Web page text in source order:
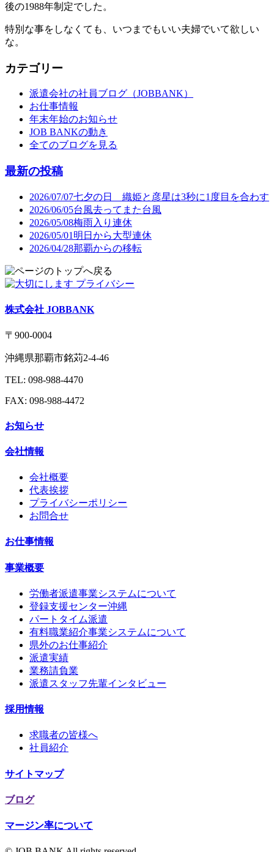
後の1988年制定でした。
特別な事をしなくても、いつまでもいい夫婦でいて欲しい
な。
カテゴリー
派遣会社の社員ブログ（JOBBANK）
お仕事情報
年末年始のお知らせ
JOB BANKの動き
全てのブログを見る
最新の投稿
2026/07/07七夕の日 織姫と彦星は3秒に1度目を合わす
2026/06/05台風去ってまた台風
2026/05/08梅雨入り連休
2026/05/01 明日から大型連休
2026/04/28那覇からの移転
株式会社 JOBBANK
〒900-0004
沖縄県那覇市銘苅2-4-46
TEL: 098-988-4470
FAX: 098-988-4472
お知らせ
会社情報
会社概要
代表挨拶
プライバシーポリシー
お問合せ
お仕事情報
事業概要
労働者派遣事業システムについて
登録支援センター沖縄
パートタイム派遣
有料職業紹介事業システムについて
県外のお仕事紹介
派遣実績
業務請負業
派遣スタッフ先輩インタビュー
採用情報
求職者の皆様へ
社員紹介
サイトマップ
ブログ
マージン率について